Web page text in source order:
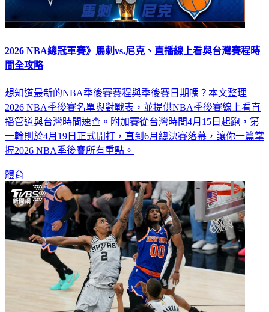
2026 NBA總冠軍賽》馬刺vs.尼克、直播線上看與台灣賽程時
間全攻略
想知道最新的NBA季後賽賽程與季後賽日期嗎？本文整理
2026 NBA季後賽名單與對戰表，並提供NBA季後賽線上看直
播管道與台灣時間速查。附加賽從台灣時間4月15日起跑，第
一輪則於4月19日正式開打，直到6月總決賽落幕，讓你一篇掌
握2026 NBA季後賽所有重點。
體育